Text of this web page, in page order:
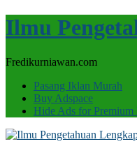
Ilmu
Fredikurniawan.com
Pasang Iklan Murah
Buy Adspace
Hide Ads for Premium